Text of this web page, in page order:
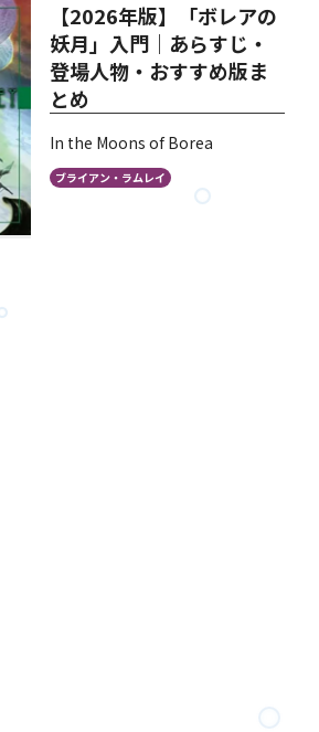
【2026年版】「ボレアの
妖月」入門｜あらすじ・
登場人物・おすすめ版ま
とめ
In the Moons of Borea
ブライアン・ラムレイ